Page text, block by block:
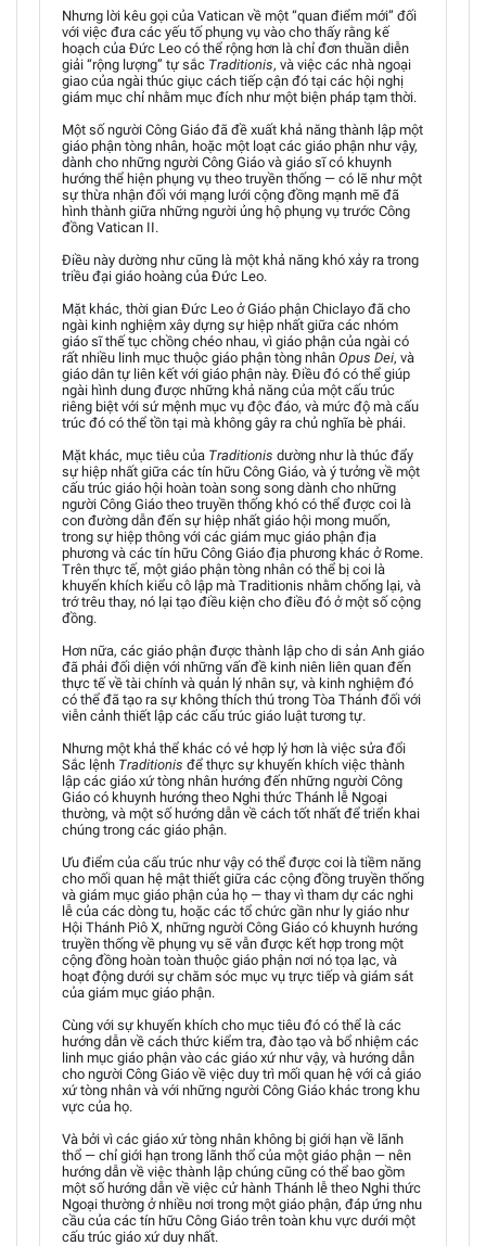
Nhưng lời kêu gọi của Vatican về một “quan điểm mới” đối
với việc đưa các yếu tố phụng vụ vào cho thấy rằng kế
hoạch của Đức Leo có thể rộng hơn là chỉ đơn thuần diễn
giải “rộng lượng” tự sắc Traditionis, và việc các nhà ngoại
giao của ngài thúc giục cách tiếp cận đó tại các hội nghị
giám mục chỉ nhằm mục đích như một biện pháp tạm thời.
Một số người Công Giáo đã đề xuất khả năng thành lập một
giáo phận tòng nhân, hoặc một loạt các giáo phận như vậy,
dành cho những người Công Giáo và giáo sĩ có khuynh
hướng thể hiện phụng vụ theo truyền thống — có lẽ như một
sự thừa nhận đối với mạng lưới cộng đồng mạnh mẽ đã
hình thành giữa những người ủng hộ phụng vụ trước Công
đồng Vatican II.
Điều này dường như cũng là một khả năng khó xảy ra trong
triều đại giáo hoàng của Đức Leo.
Mặt khác, thời gian Đức Leo ở Giáo phận Chiclayo đã cho
ngài kinh nghiệm xây dựng sự hiệp nhất giữa các nhóm
giáo sĩ thế tục chồng chéo nhau, vì giáo phận của ngài có
rất nhiều linh mục thuộc giáo phận tòng nhân Opus Dei, và
giáo dân tự liên kết với giáo phận này. Điều đó có thể giúp
ngài hình dung được những khả năng của một cấu trúc
riêng biệt với sứ mệnh mục vụ độc đáo, và mức độ mà cấu
trúc đó có thể tồn tại mà không gây ra chủ nghĩa bè phái.
Mặt khác, mục tiêu của Traditionis dường như là thúc đẩy
sự hiệp nhất giữa các tín hữu Công Giáo, và ý tưởng về một
cấu trúc giáo hội hoàn toàn song song dành cho những
người Công Giáo theo truyền thống khó có thể được coi là
con đường dẫn đến sự hiệp nhất giáo hội mong muốn,
trong sự hiệp thông với các giám mục giáo phận địa
phương và các tín hữu Công Giáo địa phương khác ở Rome.
Trên thực tế, một giáo phận tòng nhân có thể bị coi là
khuyến khích kiểu cô lập mà Traditionis nhằm chống lại, và
trớ trêu thay, nó lại tạo điều kiện cho điều đó ở một số cộng
đồng.
Hơn nữa, các giáo phận được thành lập cho di sản Anh giáo
đã phải đối diện với những vấn đề kinh niên liên quan đến
thực tế về tài chính và quản lý nhân sự, và kinh nghiệm đó
có thể đã tạo ra sự không thích thú trong Tòa Thánh đối với
viễn cảnh thiết lập các cấu trúc giáo luật tương tự.
Nhưng một khả thể khác có vẻ hợp lý hơn là việc sửa đổi
Sắc lệnh Traditionis để thực sự khuyến khích việc thành
lập các giáo xứ tòng nhân hướng đến những người Công
Giáo có khuynh hướng theo Nghi thức Thánh lễ Ngoại
thường, và một số hướng dẫn về cách tốt nhất để triển khai
chúng trong các giáo phận.
Ưu điểm của cấu trúc như vậy có thể được coi là tiềm năng
cho mối quan hệ mật thiết giữa các cộng đồng truyền thống
và giám mục giáo phận của họ — thay vì tham dự các nghi
lễ của các dòng tu, hoặc các tổ chức gần như ly giáo như
Hội Thánh Piô X, những người Công Giáo có khuynh hướng
truyền thống về phụng vụ sẽ vẫn được kết hợp trong một
cộng đồng hoàn toàn thuộc giáo phận nơi nó tọa lạc, và
hoạt động dưới sự chăm sóc mục vụ trực tiếp và giám sát
của giám mục giáo phận.
Cùng với sự khuyến khích cho mục tiêu đó có thể là các
hướng dẫn về cách thức kiểm tra, đào tạo và bổ nhiệm các
linh mục giáo phận vào các giáo xứ như vậy, và hướng dẫn
cho người Công Giáo về việc duy trì mối quan hệ với cả giáo
xứ tòng nhân và với những người Công Giáo khác trong khu
vực của họ.
Và bởi vì các giáo xứ tòng nhân không bị giới hạn về lãnh
thổ — chỉ giới hạn trong lãnh thổ của một giáo phận — nên
hướng dẫn về việc thành lập chúng cũng có thể bao gồm
một số hướng dẫn về việc cử hành Thánh lễ theo Nghi thức
Ngoại thường ở nhiều nơi trong một giáo phận, đáp ứng nhu
cầu của các tín hữu Công Giáo trên toàn khu vực dưới một
cấu trúc giáo xứ duy nhất.